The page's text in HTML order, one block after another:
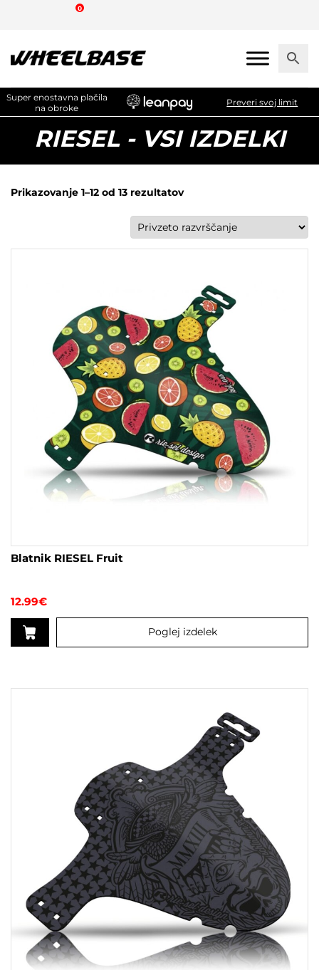
content
0
Super enostavna plačila
na obroke
Preveri svoj limit
RIESEL - VSI IZDELKI
Prikazovanje 1–12 od 13 rezultatov
Blatnik RIESEL Fruit
12.99€
Poglej izdelek